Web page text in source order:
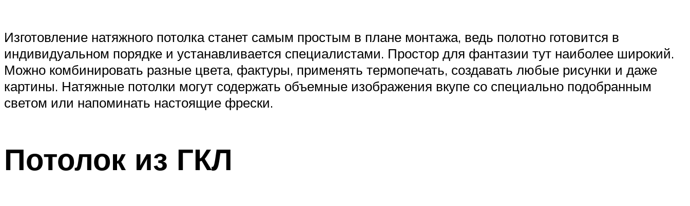
Изготовление натяжного потолка станет самым простым в плане монтажа, ведь полотно готовится в
индивидуальном порядке и устанавливается специалистами. Простор для фантазии тут наиболее широкий.
Можно комбинировать разные цвета, фактуры, применять термопечать, создавать любые рисунки и даже
картины. Натяжные потолки могут содержать объемные изображения вкупе со специально подобранным
светом или напоминать настоящие фрески.
Потолок из ГКЛ